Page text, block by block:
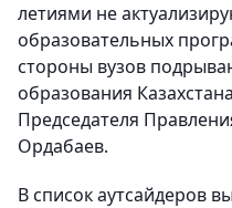
летиями не
образовательных
стороны вузов
образования
Председателя
Ордабаев.
В список аутсайдеров